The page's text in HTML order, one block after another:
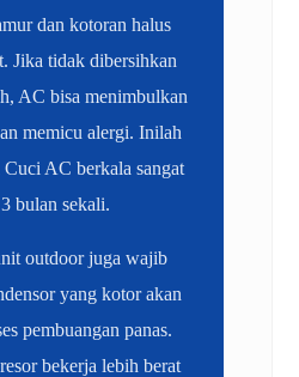
dan kotoran halus
Jika tidak dibersihkan
AC bisa menimbulkan
memicu alergi. Inilah
Cuci AC berkala sangat
bulan sekali.
outdoor juga wajib
yang kotor akan
pembuangan panas.
bekerja lebih berat